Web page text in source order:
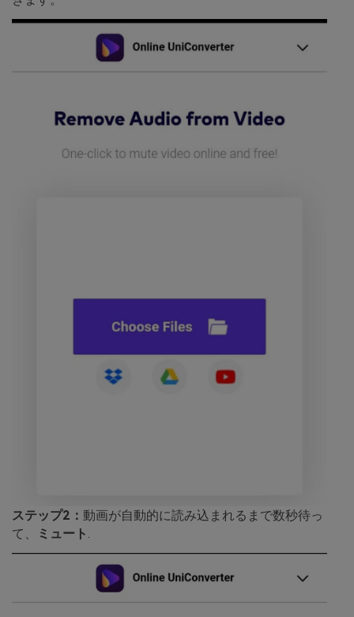
ステップ2： 動画が自動的に読み込まれるまで数秒待っ
て、
ミュート .